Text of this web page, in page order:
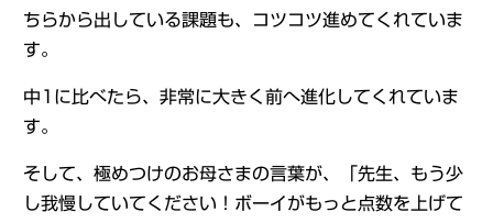
ちらから出している課題も、コツコツ進めてくれていま
す。
中1に比べたら、非常に大きく前へ進化してくれていま
す。
そして、極めつけのお母さまの言葉が、「先生、もう少
し我慢していてください！ボーイがもっと点数を上げて